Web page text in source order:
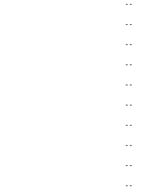
--
--
--
--
--
--
--
--
--
--